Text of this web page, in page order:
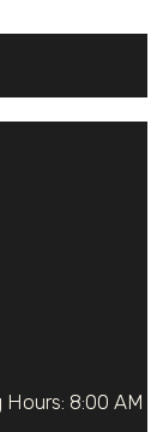
8:00 AM